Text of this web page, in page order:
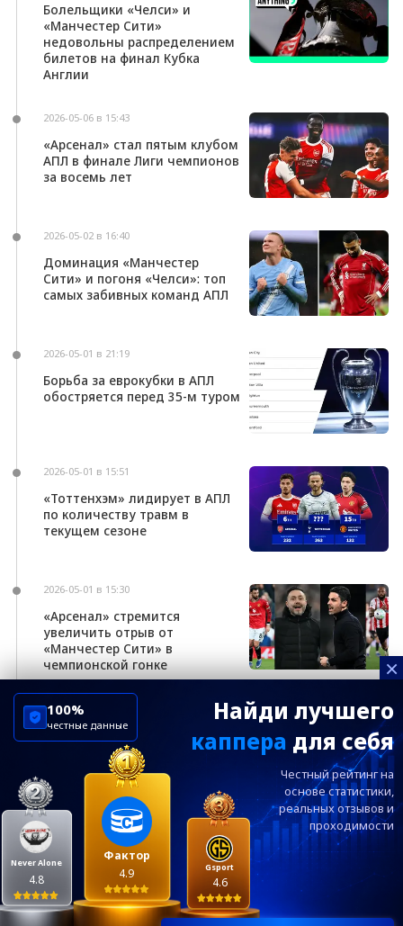
Болельщики «Челси» и
«Манчестер Сити»
недовольны распределением
билетов на финал Кубка
Англии
2026-05-06 в 15:43
«Арсенал» стал пятым клубом
АПЛ в финале Лиги чемпионов
за восемь лет
2026-05-02 в 16:40
Доминация «Манчестер
Сити» и погоня «Челси»: топ
самых забивных команд АПЛ
2026-05-01 в 21:19
Борьба за еврокубки в АПЛ
обостряется перед 35-м туром
2026-05-01 в 15:51
«Тоттенхэм» лидирует в АПЛ
по количеству травм в
текущем сезоне
2026-05-01 в 15:30
«Арсенал» стремится
увеличить отрыв от
«Манчестер Сити» в
чемпионской гонке
×
Найди лучшего
каппера для себя
Честный рейтинг на
основе статистики,
реальныхотзывов и
проходимости
Фактор
4.9
Never Alone
4.8
Gsport
4.6
100%
честные данные
ChelseaBluesRu
ФК Челси
Посетителям
Информация
Ежевечерний дайджест главных новостей от
редакции ChelseaBlues.ru — подписывайтесь!